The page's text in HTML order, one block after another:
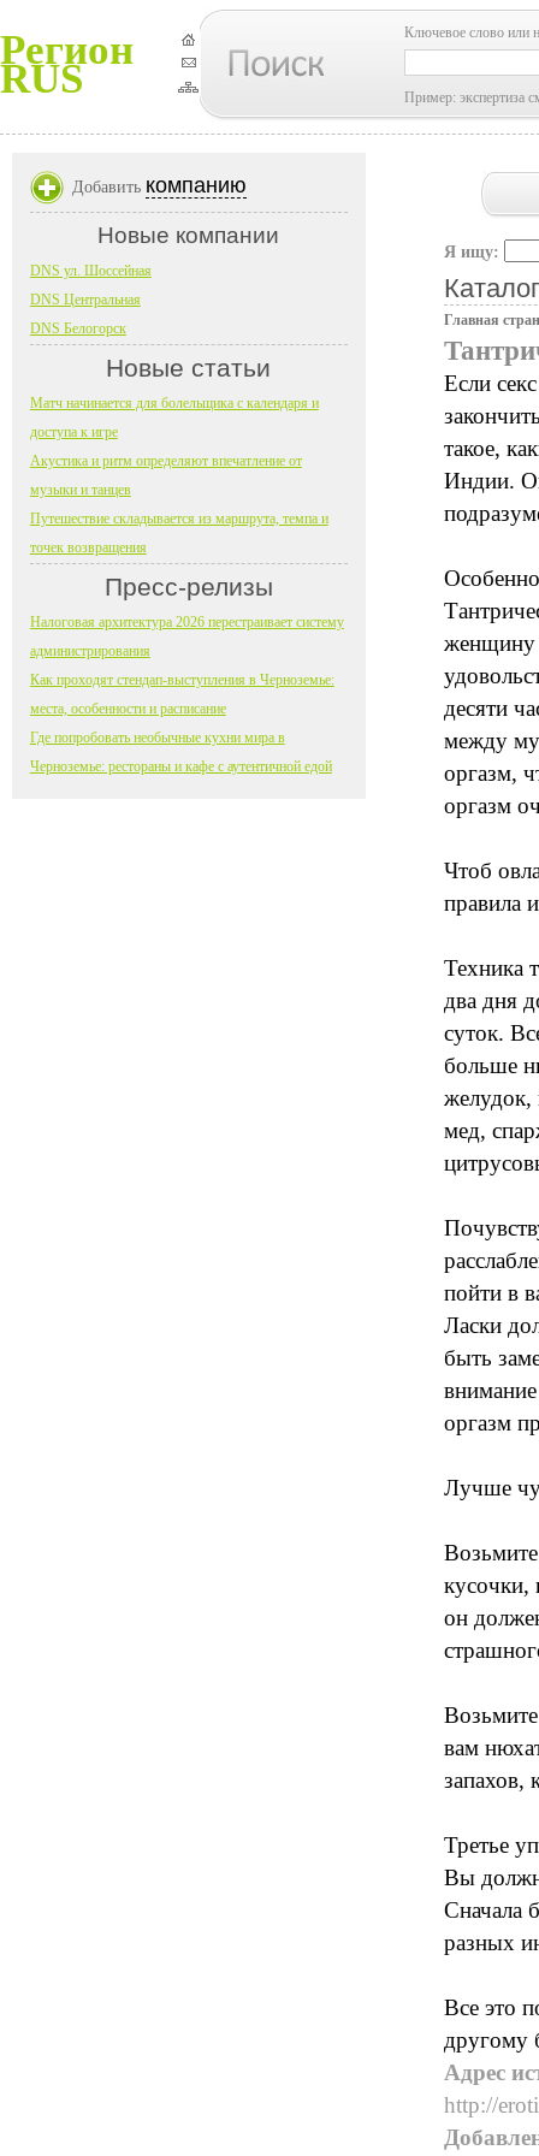
Регион
RUS
Ключевое слово или
Пример: экспертиза
Я ищу:
Главная
Если
такое,
Индии.
женщину
десяти
между
оргазм,
оргазм
Чтоб
правила
Техника
два дня
суток.
больше
желудок,
мед,
пойти в
Ласки
быть
оргазм
Лучше
кусочки,
он
вам
запахов,
Третье
Вы
Сначала
разных
Все это
другому
Адрес
http://
Добавить компанию
Новые компании
DNS ул. Шоссейная
DNS Центральная
DNS Белогорск
Новые статьи
Матч начинается для болельщика с календаря и
доступа к игре
Акустика и ритм определяют впечатление от
музыки и танцев
Путешествие складывается из маршрута, темпа и
точек возвращения
Пресс-релизы
Налоговая архитектура 2026 перестраивает систему
администрирования
Как проходят стендап-выступления в Черноземье:
места, особенности и расписание
Где попробовать необычные кухни мира в
Черноземье: рестораны и кафе с аутентичной едой